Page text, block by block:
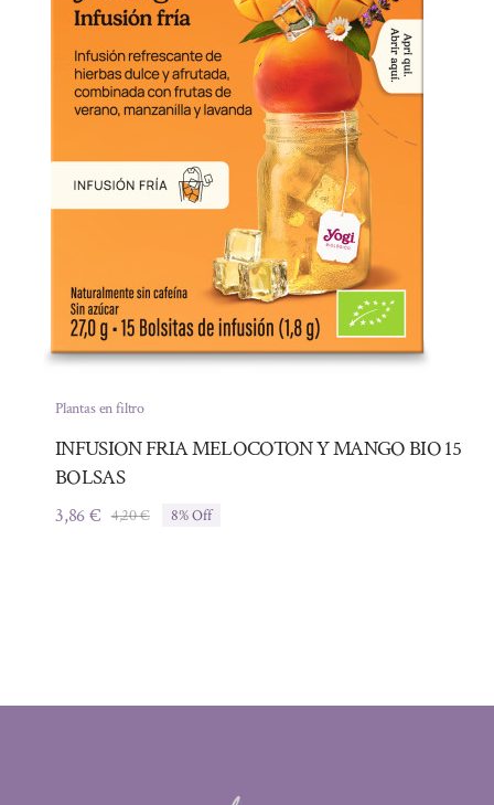
Plantas en filtro
INFUSION FRIA MELOCOTON Y MANGO BIO 15
BOLSAS
4,20€El
3,86€
El
8% Off